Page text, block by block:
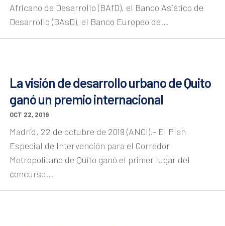
Africano de Desarrollo (BAfD), el Banco Asiático de
Desarrollo (BAsD), el Banco Europeo de...
La visión de desarrollo urbano de Quito
ganó un premio internacional
OCT 22, 2019
Madrid, 22 de octubre de 2019 (ANCI).- El Plan
Especial de Intervención para el Corredor
Metropolitano de Quito ganó el primer lugar del
concurso...